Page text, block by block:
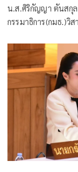
น.ส.ศิริกัญญา ตันสกุ
กรรมาธิการ(กมธ.)วิ
พ.ศ.2569 ให้สัมภา
ตะวันออกกลาง